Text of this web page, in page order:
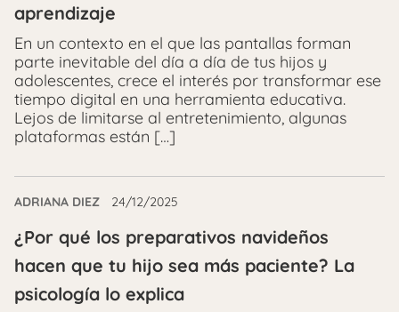
aprendizaje
En un contexto en el que las pantallas forman
parte inevitable del día a día de tus hijos y
adolescentes, crece el interés por transformar ese
tiempo digital en una herramienta educativa.
Lejos de limitarse al entretenimiento, algunas
plataformas están […]
ADRIANA DIEZ 24/12/2025
¿Por qué los preparativos navideños
hacen que tu hijo sea más paciente? La
psicología lo explica